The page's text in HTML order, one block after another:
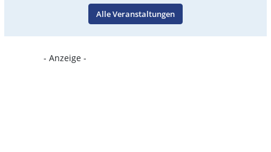
Alle Veranstaltungen
- Anzeige -